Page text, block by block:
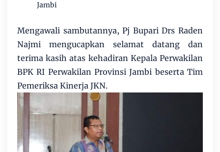
Jambi
Mengawali sambutannya, Pj Bupari Drs Raden
Najmi mengucapkan selamat datang dan
terima kasih atas kehadiran Kepala Perwakilan
BPK RI Perwakilan Provinsi Jambi beserta Tim
Pemeriksa Kinerja JKN.